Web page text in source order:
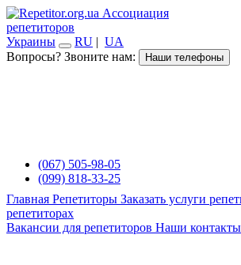
Ассоциация
репетиторов
Украины
RU | UA
Вопросы? Звоните нам:
Наши телефоны
(067) 505-98-05
(099) 818-33-25
Главная Репетиторы Заказать услуги
репетиторах
Вакансии для репетиторов Наши контакты